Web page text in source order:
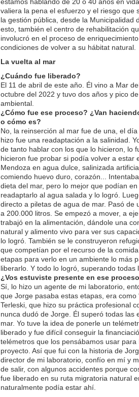
valiera la pena el esfuerzo y el riesgo que
la gestión pública, desde la Municipalidad
esto, también el centro de rehabilitación
involucró en el proceso de
condiciones de volver a su hábitat natural.
La vuelta al mar
¿Cuándo fue liberado?
El 11 de abril de este año. Él vino a Mar
octubre del 2022 y tuvo dos años y pico
ambiental.
¿Cómo fue ese proceso? ¿Van
o cómo es?
No, la reinserción al mar fue de una, el
hizo fue una readaptación a la salinidad.
de tanto hablar con los que lo hicieron, lo
hicieron fue probar si podía volver a estar
Mendoza en agua dulce, salinizada
comiendo huevo duro, corazón...
dieta del mar, pero lo mejor que podían
readaptarlo al agua salada y lo logró.
directo a piletas de agua de mar. Pasó de
a 200.000 litros. Se empezó a mover, a
trabajó en la alimentación, dándole una
natural y alimento vivo para ver sus
lo logró. También se le construyeron
que competían por el recurso de la
etapas para verlo en un ambiente lo más
liberarlo. Y todo lo logró, superando todas
¿Vos estuviste presente en ese
Sí, lo hizo un agente de mi laboratorio,
que Jorge pasaba estas etapas, era como
Terleski, que hizo su práctica profesional
nunca dudó de Jorge. Él superó todas las
mar. Yo tuve la idea de ponerle un
liberado y fue difícil conseguir la
telémetros que los pensábamos usar
proyecto. Así que fui con la historia de
director de mi laboratorio, confío en mí y
de salir, con algunos accidentes porque
fue liberado en su ruta migratoria natural
naturalmente podía estar ahí.